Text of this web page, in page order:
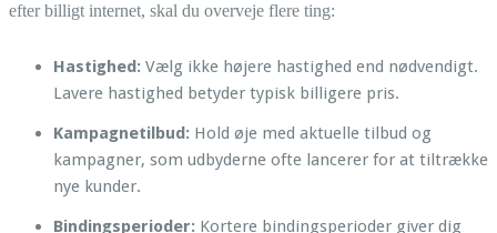
efter billigt internet, skal du overveje flere ting:
Hastighed: Vælg ikke højere hastighed end nødvendigt.
Lavere hastighed betyder typisk billigere pris.
Kampagnetilbud: Hold øje med aktuelle tilbud og
kampagner, som udbyderne ofte lancerer for at tiltrække
nye kunder.
Bindingsperioder: Kortere bindingsperioder giver dig